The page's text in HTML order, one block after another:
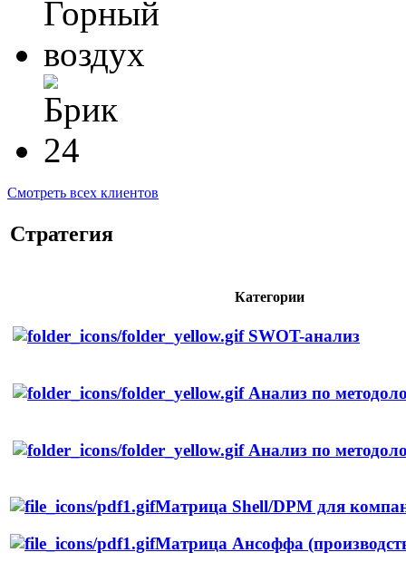
Смотреть всех клиентов
Стратегия
Категории
SWOT-анализ
Анализ по
Анализ по
Матрица Shell/DPM для
Матрица Ансоффа